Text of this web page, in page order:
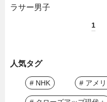
ラサー男子
1
人気タグ
# NHK # アメリ